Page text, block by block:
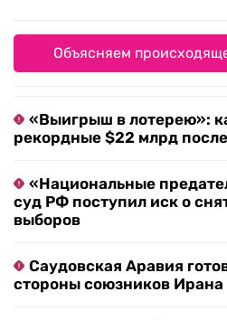
Объясняем
«Выигрыш в лотерею»:
рекордные $22 млрд
«Национальные
суд РФ поступил иск о
выборов
Саудовская Аравия
стороны союзников Ирана